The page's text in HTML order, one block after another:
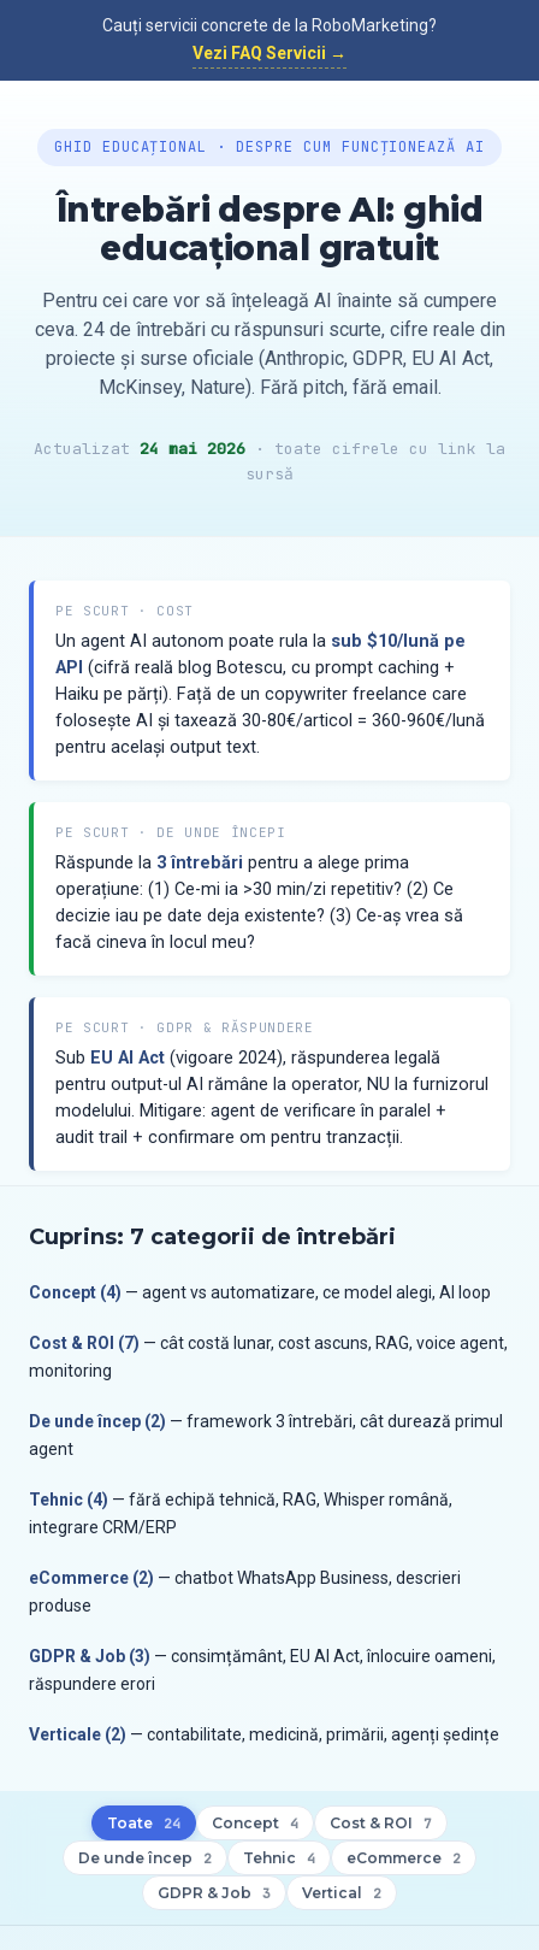
Cauți servicii concrete de la RoboMarketing?
Vezi FAQ Servicii →
GHID EDUCAȚIONAL · DESPRE CUM FUNCȚIONEAZĂ AI
Întrebări despre AI: ghid
educațional gratuit
Pentru cei care vor să înțeleagă AI înainte să cumpere
ceva. 24 de întrebări cu răspunsuri scurte, cifre reale din
proiecte și surse oficiale (Anthropic, GDPR, EU AI Act,
McKinsey, Nature). Fără pitch, fără email.
Actualizat 24 mai 2026 · toate cifrele cu link la
sursă
PE SCURT · COST
Un agent AI autonom poate rula la sub $10/lună pe
API (cifră reală blog Botescu, cu prompt caching +
Haiku pe părți). Față de un copywriter freelance care
folosește AI și taxează 30-80€/articol = 360-960€/lună
pentru același output text.
PE SCURT · DE UNDE ÎNCEPI
Răspunde la 3 întrebări pentru a alege prima
operațiune: (1) Ce-mi ia >30 min/zi repetitiv? (2) Ce
decizie iau pe date deja existente? (3) Ce-aș vrea să
facă cineva în locul meu?
PE SCURT · GDPR & RĂSPUNDERE
Sub EU AI Act (vigoare 2024), răspunderea legală
pentru output-ul AI rămâne la operator, NU la furnizorul
modelului. Mitigare: agent de verificare în paralel +
audit trail + confirmare om pentru tranzacții.
Cuprins: 7 categorii de întrebări
Concept (4) — agent vs automatizare, ce model alegi, AI loop
Cost & ROI (7) — cât costă lunar, cost ascuns, RAG, voice agent,
monitoring
De unde încep (2) — framework 3 întrebări, cât durează primul
agent
Tehnic (4) — fără echipă tehnică, RAG, Whisper română,
integrare CRM/ERP
eCommerce (2) — chatbot WhatsApp Business, descrieri
produse
GDPR & Job (3) — consimțământ, EU AI Act, înlocuire oameni,
răspundere erori
Verticale (2) — contabilitate, medicină, primării, agenți ședințe
Toate 24 Concept 4 Cost & ROI 7
De unde încep 2 Tehnic 4 eCommerce 2
GDPR & Job 3 Vertical 2